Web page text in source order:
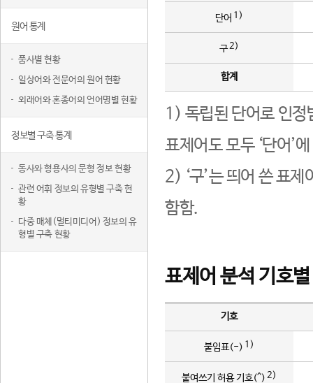
원어 통계
품사별 현황
일상어와 전문어의 원어 현황
외래어와 혼종어의 언어명별 현황
정보별 구축 통계
동사와 형용사의 문형 정보 현황
관련 어휘 정보의 유형별 구축 현
황
다중 매체(멀티미디어) 정보의 유
형별 구축 현황
단어 1)
구2)
합계
1) 독립된 단어로 인정
표제어도 모두 ‘단어’
2) ‘구’는 띄어 쓴 표
함함.
표제어 분석 기호
기호
붙임표(-) 1)
붙여쓰기 허용 기호(^) 2)